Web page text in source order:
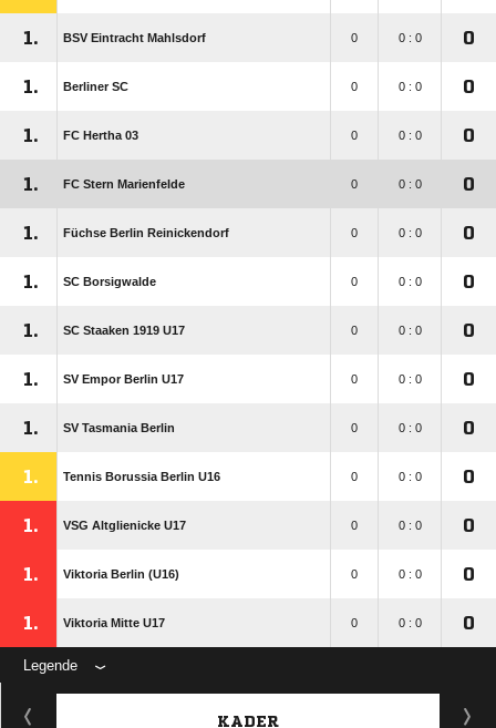
1. BSV Eintracht Mahlsdorf 0 0 : 0 0
1. Berliner SC 0 0 : 0 0
1. FC Hertha 03 0 0 : 0 0
1. FC Stern Marienfelde 0 0 : 0 0
1. Füchse Berlin Reinickendorf 0 0 : 0 0
1. SC Borsigwalde 0 0 : 0 0
1. SC Staaken 1919 U17 0 0 : 0 0
1. SV Empor Berlin U17 0 0 : 0 0
1. SV Tasmania Berlin 0 0 : 0 0
1. Tennis Borussia Berlin U16 0 0 : 0 0
1. VSG Altglienicke U17 0 0 : 0 0
1. Viktoria Berlin (U16) 0 0 : 0 0
1. Viktoria Mitte U17 0 0 : 0 0
Legende
KADER